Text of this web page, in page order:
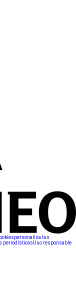
personaliza tus
periodísticasUso responsable